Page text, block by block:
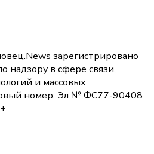
зарегистрировано
надзору в сфере связи,
и массовых
номер: Эл № ФС77-90408